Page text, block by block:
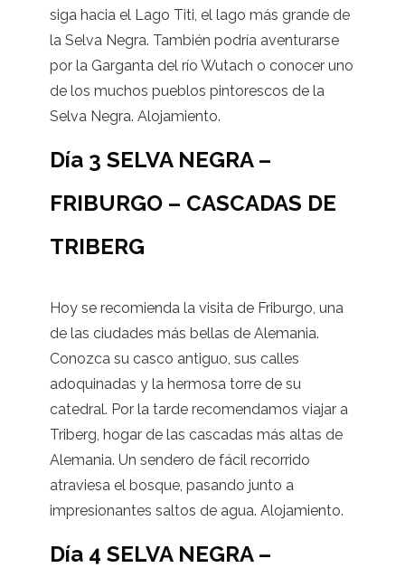
siga hacia el Lago Titi, el lago más grande de
la Selva Negra. También podría aventurarse
por la Garganta del río Wutach o conocer uno
de los muchos pueblos pintorescos de la
Selva Negra. Alojamiento.
Día 3 SELVA NEGRA –
FRIBURGO – CASCADAS DE
TRIBERG
Hoy se recomienda la visita de Friburgo, una
de las ciudades más bellas de Alemania.
Conozca su casco antiguo, sus calles
adoquinadas y la hermosa torre de su
catedral. Por la tarde recomendamos viajar a
Triberg, hogar de las cascadas más altas de
Alemania. Un sendero de fácil recorrido
atraviesa el bosque, pasando junto a
impresionantes saltos de agua. Alojamiento.
Día 4 SELVA NEGRA –